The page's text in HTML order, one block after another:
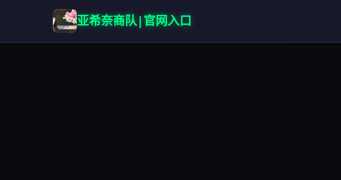
亚希奈商队|官网入口